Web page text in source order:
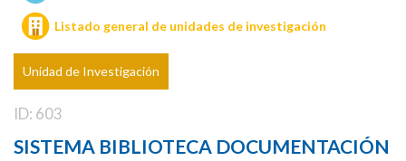
Listado general de unidades de investigación
Unidad de Investigación
ID: 603
SISTEMA BIBLIOTECA DOCUMENTACIÓN